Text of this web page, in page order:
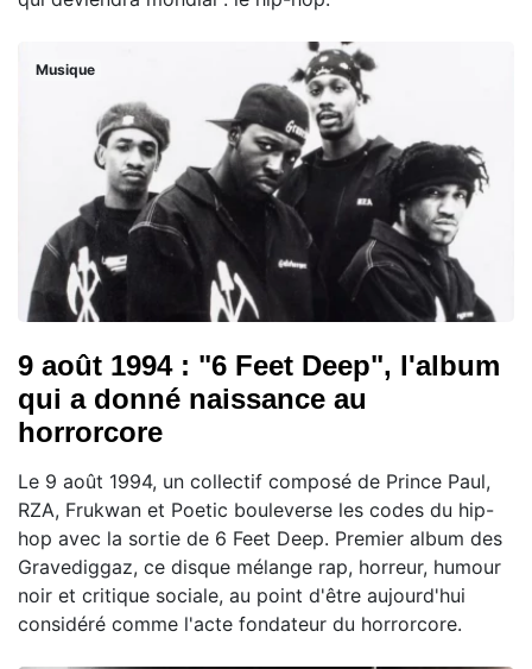
Musique
9 août 1994 : "6 Feet Deep", l'album
qui a donné naissance au
horrorcore
Le 9 août 1994, un collectif composé de Prince Paul,
RZA, Frukwan et Poetic bouleverse les codes du hip-
hop avec la sortie de 6 Feet Deep. Premier album des
Gravediggaz, ce disque mélange rap, horreur, humour
noir et critique sociale, au point d'être aujourd'hui
considéré comme l'acte fondateur du horrorcore.